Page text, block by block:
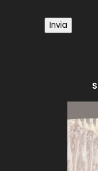
Invia